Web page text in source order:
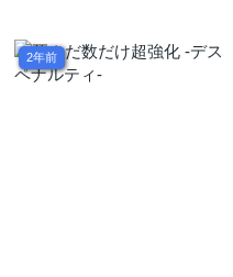
2年前